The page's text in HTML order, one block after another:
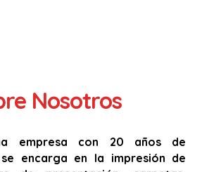
Nosotros
empresa con 20 años de
encarga en la impresión de